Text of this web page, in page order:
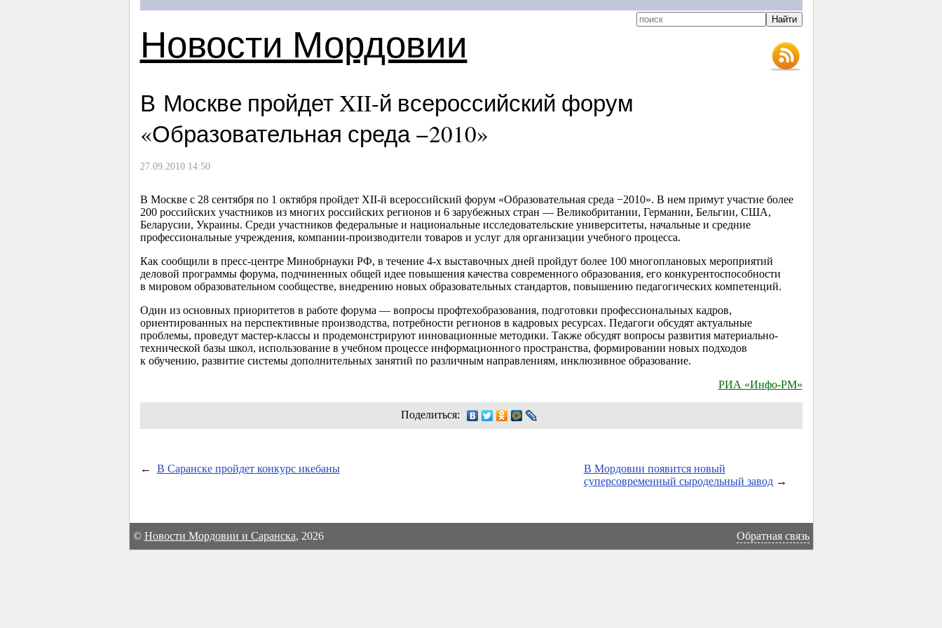
Новости Мордовии
В Москве пройдетXII-й всероссийский форум
«Образовательная среда −2010»
27.09.2010 14:50
В Москве с 28 сентября по 1 октября пройдет XII-й всероссийский форум «Образовательная среда −2010». В нем примут участие более
200 российских участников из многих российских регионов и 6 зарубежных стран — Великобритании, Германии, Бельгии, США,
Беларусии, Украины. Среди участников федеральные и национальные исследовательские университеты, начальные и средние
профессиональные учреждения, компании-производители товаров и услуг для организации учебного процесса.
Как сообщили в пресс-центре Минобрнауки РФ, в течение 4-хвыставочных дней пройдут более 100 многоплановых мероприятий
деловой программы форума, подчиненных общей идее повышения качества современного образования, его конкурентоспособности
в мировом образовательном сообществе, внедрению новых образовательных стандартов, повышению педагогических компетенций.
Один из основных приоритетов в работе форума — вопросы профтехобразования, подготовки профессиональных кадров,
ориентированных на перспективные производства, потребности регионов в кадровых ресурсах. Педагоги обсудят актуальные
проблемы, проведут мастер-классы и продемонстрируют инновационные методики. Также обсудят вопросы развития материально-
технической базы школ, использование в учебном процессе информационного пространства, формировании новых подходов
к обучению, развитие системы дополнительных занятий по различным направлениям, инклюзивное образование.
РИА «Инфо-РМ»
Поделиться:
← В Саранске пройдет конкурс икебаны
В Мордовии появится новый
суперсовременный сыродельный завод→
© Новости Мордовии и Саранска, 2026 Обратная связь